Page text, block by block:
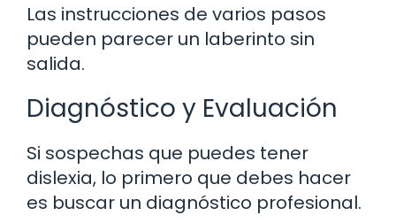
Las instrucciones de varios pasos
pueden parecer un laberinto sin
salida.
Diagnóstico y Evaluación
Si sospechas que puedes tener
dislexia, lo primero que debes hacer
es buscar un diagnóstico profesional.